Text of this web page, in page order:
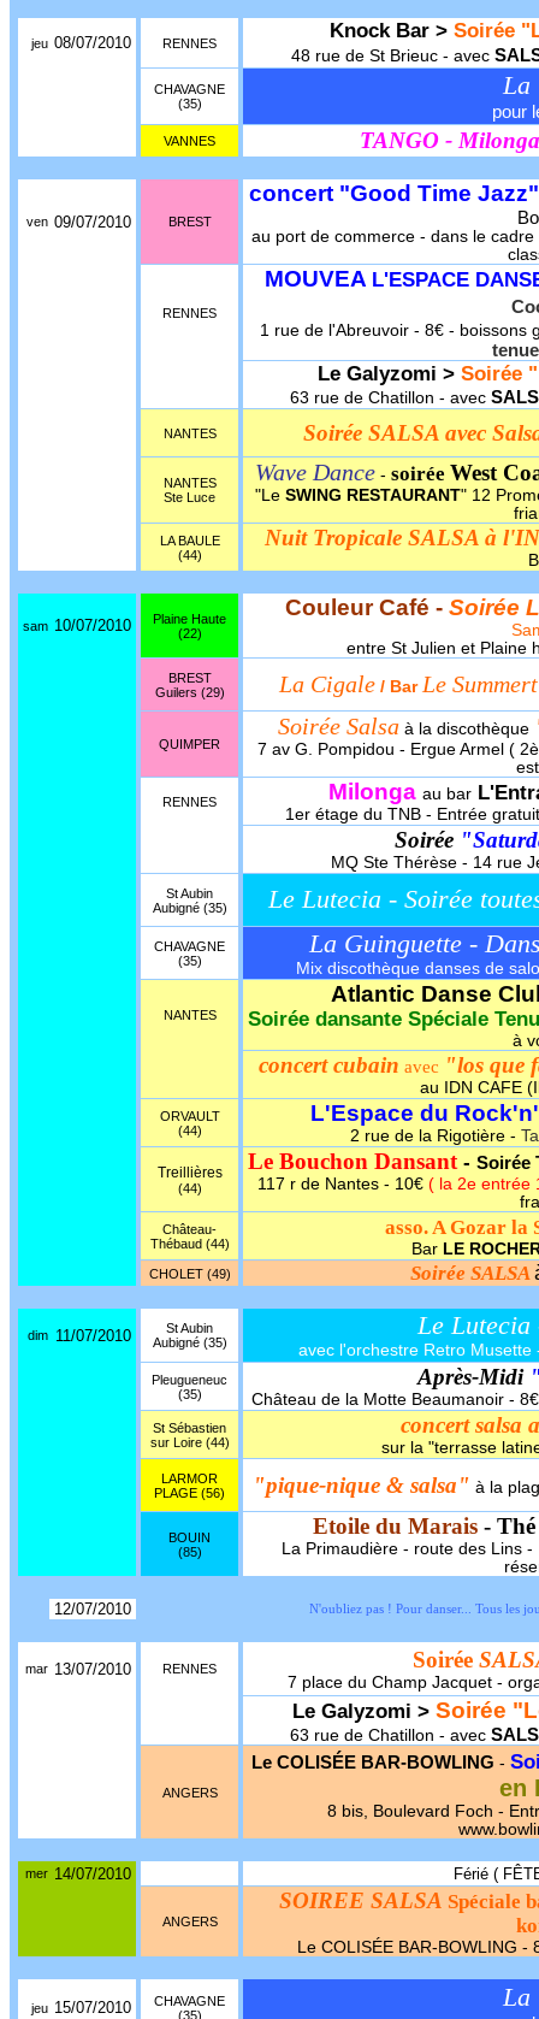
jeu 08/07/2010 RENNES
Knock Bar > Soirée
48 rue de St Brieuc - avec
CHAVAGNE
(35)
La
pour
VANNES TANGO - Milonga
ven 09/07/2010 BREST
concert "Good Time Jazz"
au port de commerce - dans le
RENNES
MOUVEA L'ESPACE
1 rue de l'Abreuvoir - 8€ - boissons
Le Galyzomi > Soirée
63 rue de Chatillon - avec
NANTES Soirée SALSA avec
NANTES
Ste Luce
Wave Dance- soirée West
"Le SWING RESTAURANT" 12
LA BAULE
(44)
Nuit Tropicale SALSA à
sam 10/07/2010
Plaine Haute
(22)
Couleur Café - Soirée
entre St Julien et Plaine
BREST
Guilers (29)
La Cigale / Bar Le
QUIMPER
Soirée Salsa à la discothèque
7 av G. Pompidou - Ergue Armel (
RENNES Milonga au bar
1er étage du TNB - Entrée
Soirée
MQ Ste Thérèse - 14 rue
St Aubin
Aubigné (35)
Le Lutecia - Soirée
CHAVAGNE
(35)
La Guinguette -
Mix discothèque danses de
NANTES
Atlantic Danse
Soirée dansante Spéciale
à
concert cubain avec "los que
au IDN CAFE
ORVAULT
(44)
L'Espace du
2 rue de la Rigotière -
Treillières
(44)
Le Bouchon Dansant- Soirée
117 r de Nantes - 10€ ( la 2e entrée
Château-
Thébaud (44)
asso. A Gozar la
Bar LE
CHOLET (49) Soirée SALSA
dim 11/07/2010
St Aubin
Aubigné (35)
Le Lutecia
avec l'orchestre Retro
Pleugueneuc
(35)
Après-Midi
Château de la Motte Beaumanoir -
St Sébastien
sur Loire (44)
concert salsa
sur la "terrasse
LARMOR
PLAGE (56)
"pique-nique & salsa" à la
BOUIN
(85)
Etoile du Marais -
La Primaudière - route des Lins
12/07/2010 N'oubliez pas ! Pour danser... Tous les
mar 13/07/2010 RENNES Soirée
7 place du Champ Jacquet -
Le Galyzomi > Soirée
63 rue de Chatillon - avec
ANGERS
Le COLISÉE BAR-BOWLING -
en
8 bis, Boulevard Foch -
mer 14/07/2010 Férié (
ANGERS
SOIREE SALSA Spéciale
Le COLISÉE BAR-BOWLING
jeu 15/07/2010
CHAVAGNE
(35)
La